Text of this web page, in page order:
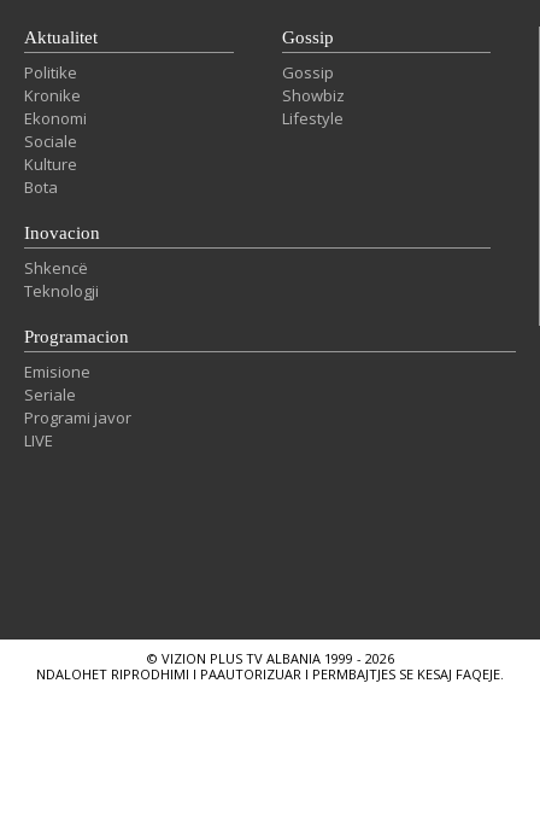
Aktualitet
Politike
Kronike
Ekonomi
Sociale
Kulture
Bota
Gossip
Gossip
Showbiz
Lifestyle
Inovacion
Shkencë
Teknologji
Programacion
Emisione
Seriale
Programi javor
LIVE
© VIZION PLUS TV ALBANIA 1999 - 2026
NDALOHET RIPRODHIMI I PAAUTORIZUAR I PERMBAJTJES SE KESAJ FAQEJE.